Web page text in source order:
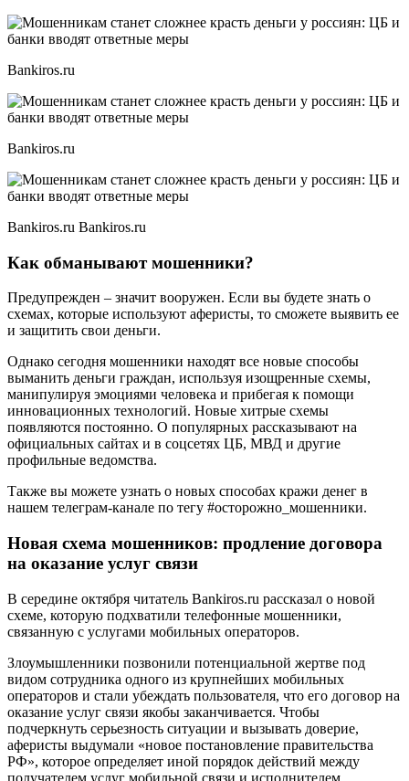
Bankiros.ru
Bankiros.ru
Bankiros.ru Bankiros.ru
Как обманывают мошенники?
Предупрежден – значит вооружен. Если вы будете знать о
схемах, которые используют аферисты, то сможете выявить ее
и защитить свои деньги.
Однако сегодня мошенники находят все новые способы
выманить деньги граждан, используя изощренные схемы,
манипулируя эмоциями человека и прибегая к помощи
инновационных технологий. Новые хитрые схемы
появляются постоянно. О популярных рассказывают на
официальных сайтах и в соцсетях ЦБ, МВД и другие
профильные ведомства.
Также вы можете узнать о новых способах кражи денег в
нашем телеграм-канале по тегу #осторожно_мошенники.
Новая схема мошенников: продление договора
на оказание услуг связи
В середине октября читатель Bankiros.ru рассказал о новой
схеме, которую подхватили телефонные мошенники,
связанную с услугами мобильных операторов.
Злоумышленники позвонили потенциальной жертве под
видом сотрудника одного из крупнейших мобильных
операторов и стали убеждать пользователя, что его договор на
оказание услуг связи якобы заканчивается. Чтобы
подчеркнуть серьезность ситуации и вызывать доверие,
аферисты выдумали «новое постановление правительства
РФ», которое определяет иной порядок действий между
получателем услуг мобильной связи и исполнителем.